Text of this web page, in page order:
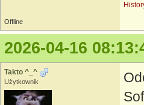
Offline
2026-04-16
Takto ^_^
Użytkownik